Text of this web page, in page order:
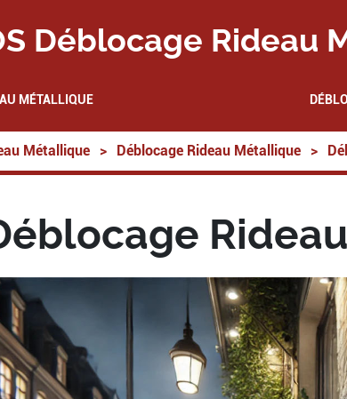
Déblocage Rideau
MÉTALLIQUE
Métallique > Déblocage Rideau Métallique >